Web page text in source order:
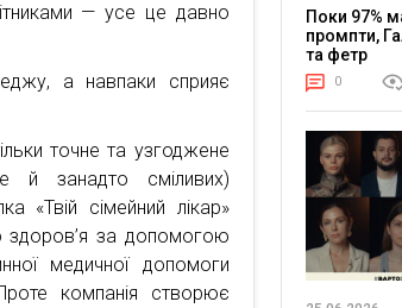
— усе це давно
а навпаки сприяє
точне та узгоджене
занадто сміливих)
«Твій сімейний лікар»
здоров’я за допомогою
медичної допомоги
компанія створює
Поки 97%
промпти,
та фетр
0